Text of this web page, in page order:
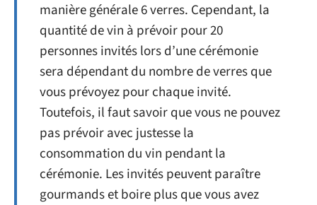
manière générale 6 verres. Cependant, la
quantité de vin à prévoir pour 20
personnes invités lors d’une cérémonie
sera dépendant du nombre de verres que
vous prévoyez pour chaque invité.
Toutefois, il faut savoir que vous ne pouvez
pas prévoir avec justesse la
consommation du vin pendant la
cérémonie. Les invités peuvent paraître
gourmands et boire plus que vous avez